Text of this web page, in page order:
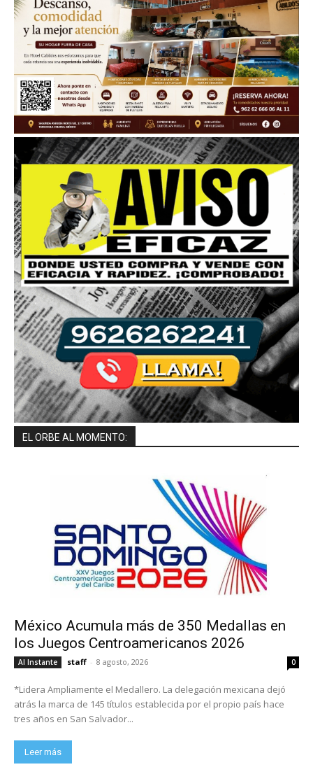
EL ORBE AL MOMENTO:
México Acumula más de 350 Medallas en
los Juegos Centroamericanos 2026
Al Instante staff - 8 agosto, 2026 0
*Lidera Ampliamente el Medallero. La delegación mexicana dejó
atrás la marca de 145 títulos establecida por el propio país hace
tres años en San Salvador...
Leer más